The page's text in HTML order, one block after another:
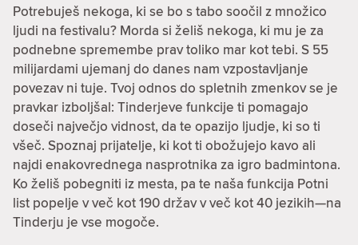
Potrebuješ nekoga, ki se bo s tabo soočil z množico
ljudi na festivalu? Morda si želiš nekoga, ki mu je za
podnebne spremembe prav toliko mar kot tebi. S 55
milijardami ujemanj do danes nam vzpostavljanje
povezav ni tuje. Tvoj odnos do spletnih zmenkov se je
pravkar izboljšal: Tinderjeve funkcije ti pomagajo
doseči največjo vidnost, da te opazijo ljudje, ki so ti
všeč. Spoznaj prijatelje, ki kot ti obožujejo kavo ali
najdi enakovrednega nasprotnika za igro badmintona.
Ko želiš pobegniti iz mesta, pa te naša funkcija Potni
list popelje v več kot 190 držav v več kot 40 jezikih—na
Tinderju je vse mogoče.